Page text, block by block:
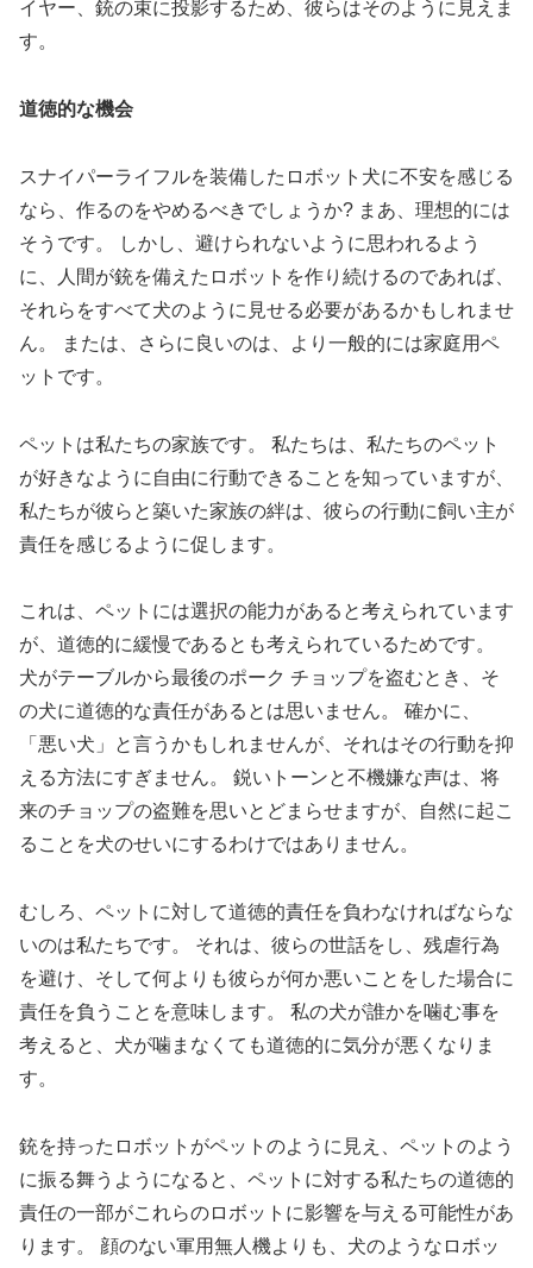
イヤー、銃の束に投影するため、彼らはそのように見えま
す。
道徳的な機会
スナイパーライフルを装備したロボット犬に不安を感じる
なら、作るのをやめるべきでしょうか? まあ、理想的には
そうです。 しかし、避けられないように思われるよう
に、人間が銃を備えたロボットを作り続けるのであれば、
それらをすべて犬のように見せる必要があるかもしれませ
ん。 または、さらに良いのは、より一般的には家庭用ペ
ットです。
ペットは私たちの家族です。 私たちは、私たちのペット
が好きなように自由に行動できることを知っていますが、
私たちが彼らと築いた家族の絆は、彼らの行動に飼い主が
責任を感じるように促します。
これは、ペットには選択の能力があると考えられています
が、道徳的に緩慢であるとも考えられているためです。
犬がテーブルから最後のポーク チョップを盗むとき、そ
の犬に道徳的な責任があるとは思いません。 確かに、
「悪い犬」と言うかもしれませんが、それはその行動を抑
える方法にすぎません。 鋭いトーンと不機嫌な声は、将
来のチョップの盗難を思いとどまらせますが、自然に起こ
ることを犬のせいにするわけではありません。
むしろ、ペットに対して道徳的責任を負わなければならな
いのは私たちです。 それは、彼らの世話をし、残虐行為
を避け、そして何よりも彼らが何か悪いことをした場合に
責任を負うことを意味します。 私の犬が誰かを噛む事を
考えると、犬が噛まなくても道徳的に気分が悪くなりま
す。
銃を持ったロボットがペットのように見え、ペットのよう
に振る舞うようになると、ペットに対する私たちの道徳的
責任の一部がこれらのロボットに影響を与える可能性があ
ります。 顔のない軍用無人機よりも、犬のようなロボッ